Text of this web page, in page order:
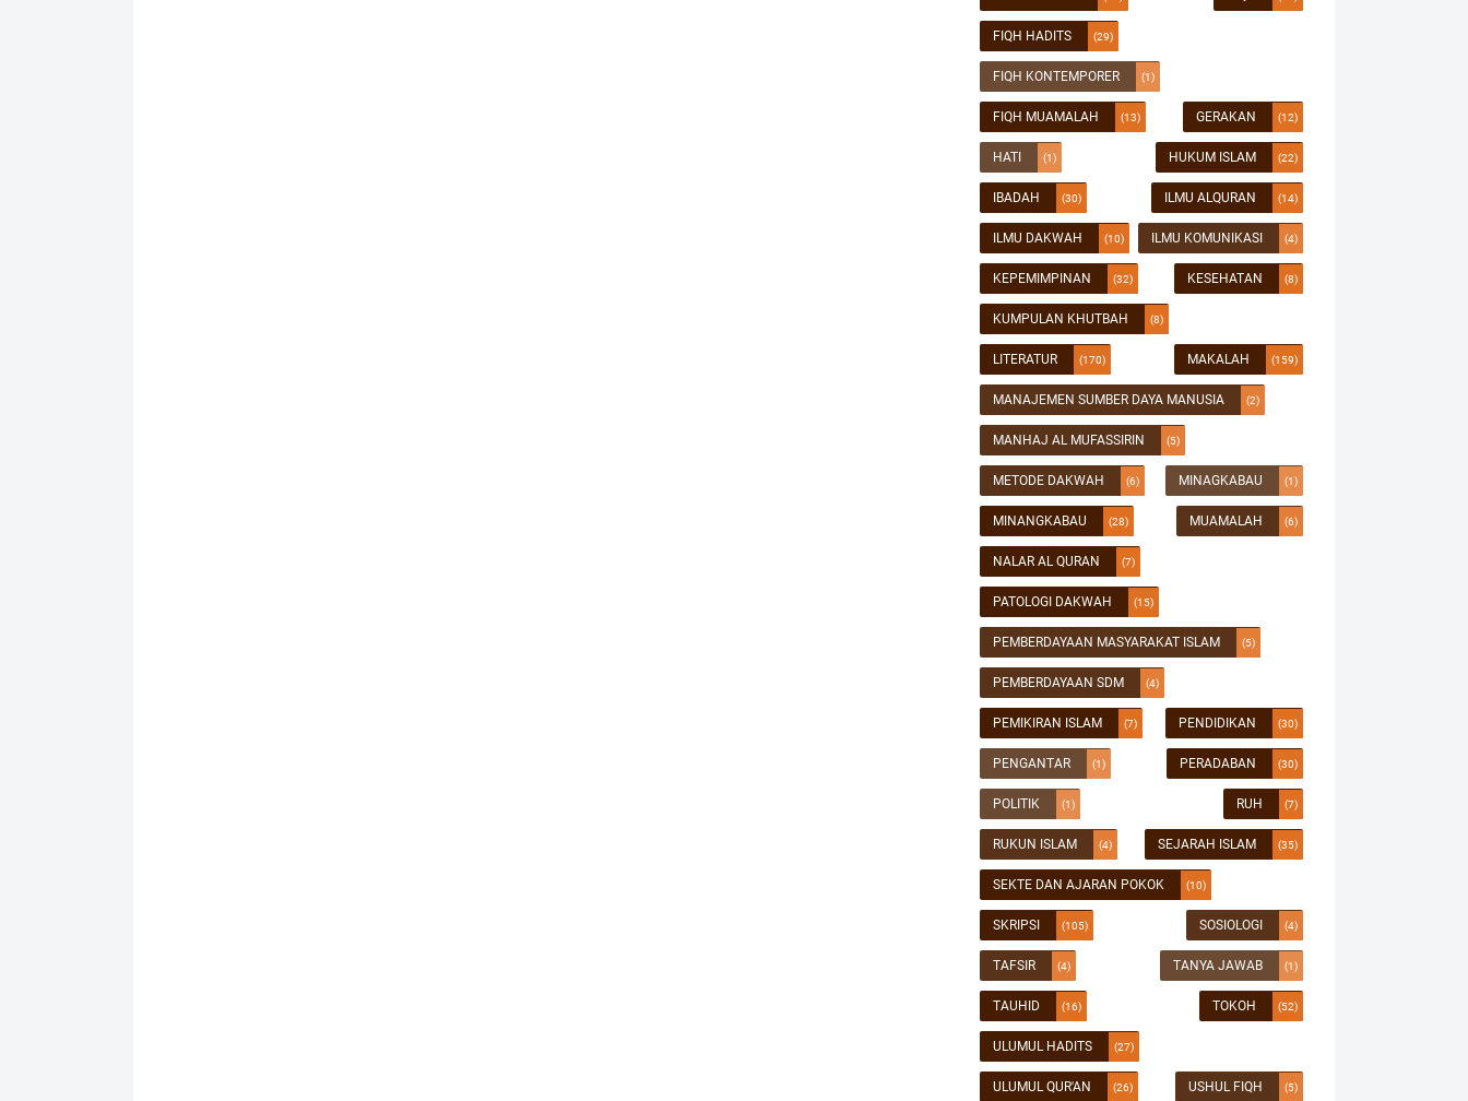
FIQH HADITS (29)
FIQH KONTEMPORER (1)
FIQH MUAMALAH (13) GERAKAN (12)
HATI (1) HUKUM ISLAM (22)
IBADAH (30) ILMU ALQURAN (14)
ILMU DAKWAH (10) ILMU KOMUNIKASI (4)
KEPEMIMPINAN (32) KESEHATAN (8)
KUMPULAN KHUTBAH (8)
LITERATUR (170) MAKALAH (159)
MANAJEMEN SUMBER DAYA MANUSIA (2)
MANHAJ AL MUFASSIRIN (5)
METODE DAKWAH (6) MINAGKABAU (1)
MINANGKABAU (28) MUAMALAH (6)
NALAR AL QURAN (7)
PATOLOGI DAKWAH (15)
PEMBERDAYAAN MASYARAKAT ISLAM (5)
PEMBERDAYAAN SDM (4)
PEMIKIRAN ISLAM (7) PENDIDIKAN (30)
PENGANTAR (1) PERADABAN (30)
POLITIK (1) RUH (7)
RUKUN ISLAM (4) SEJARAH ISLAM (35)
SEKTE DAN AJARAN POKOK (10)
SKRIPSI (105) SOSIOLOGI (4)
TAFSIR (4) TANYA JAWAB (1)
TAUHID (16) TOKOH (52)
ULUMUL HADITS (27)
ULUMUL QUR'AN (26) USHUL FIQH (5)